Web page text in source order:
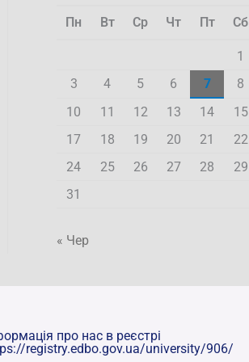
Пн Вт Ср Чт Пт Сб
1
3
4 5 6 7 8
10
11 12 13 14 15
17
18 19 20 21 22
24
25 26 27 28 29
31
« Чер
про нас в реєстрі
registry.edbo.gov.ua/university/906/